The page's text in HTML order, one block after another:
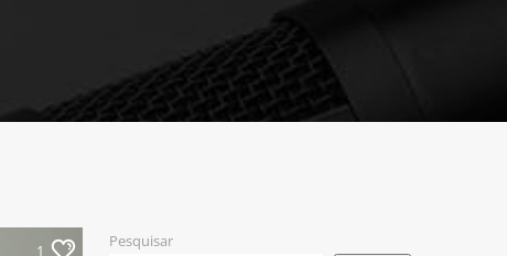
1 Pesquisar